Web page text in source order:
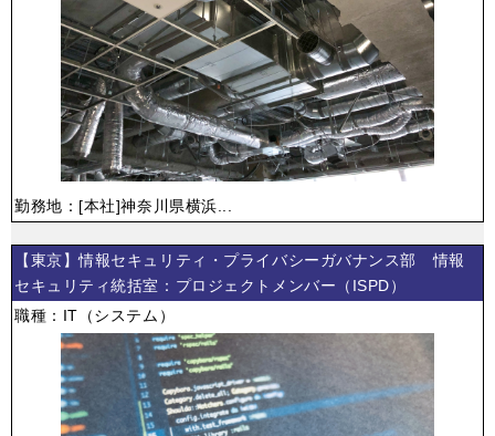
勤務地：[本社]神奈川県横浜...
【東京】情報セキュリティ・プライバシーガバナンス部 情報
セキュリティ統括室：プロジェクトメンバー（ISPD）
職種：IT（システム）